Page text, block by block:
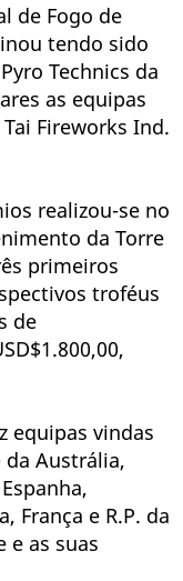
de Fogo de
tendo sido
Technics da
as equipas
Fireworks Ind.
realizou-se no
da Torre
primeiros
troféus
de
equipas vindas
Austrália,
França e R.P. da
e as suas